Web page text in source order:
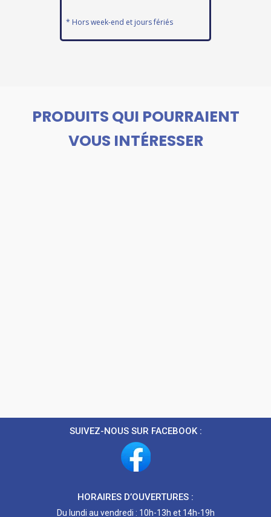
* Hors week-end et jours fériés
PRODUITS QUI POURRAIENT
VOUS INTÉRESSER
SUIVEZ-NOUS SUR FACEBOOK :
HORAIRES D’OUVERTURES :
Du lundi au vendredi : 10h-13h et 14h-19h